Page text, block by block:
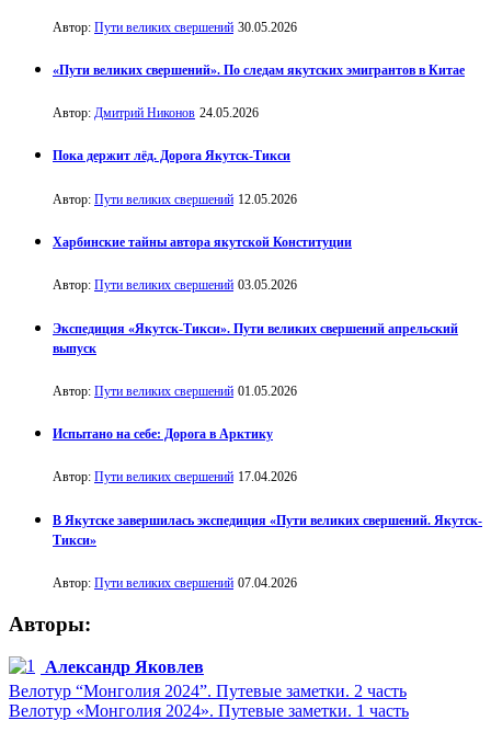
Автор: Пути великих свершений 30.05.2026
«Пути великих свершений». По следам якутских эмигрантов в Китае
Автор: Дмитрий Никонов 24.05.2026
Пока держит лёд. Дорога Якутск-Тикси
Автор: Пути великих свершений 12.05.2026
Харбинские тайны автора якутской Конституции
Автор: Пути великих свершений 03.05.2026
Экспедиция «Якутск-Тикси». Пути великих свершений апрельский
выпуск
Автор: Пути великих свершений 01.05.2026
Испытано на себе: Дорога в Арктику
Автор: Пути великих свершений 17.04.2026
В Якутске завершилась экспедиция «Пути великих свершений. Якутск-
Тикси»
Автор: Пути великих свершений 07.04.2026
Авторы:
Александр Яковлев
Велотур “Монголия 2024”. Путевые заметки. 2 часть
Велотур «Монголия 2024». Путевые заметки. 1 часть